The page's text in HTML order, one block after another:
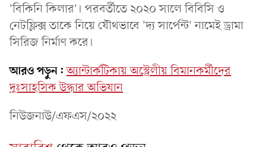
'বিকিনি কিলার'। পরবর্তীতে ২০২০ সালে বিবিসি ও
নেটফ্লিক্স তাকে নিয়ে যৌথভাবে 'দ্য সার্পেন্ট' নামেই ড্রামা
সিরিজ নির্মাণ করে।
আরও পড়ুন: অ্যান্টার্কটিকায় অস্ট্রেলীয় বিমানকর্মীদের
দুঃসাহসিক উদ্ধার অভিযান
নিউজনাউ/এফএস/২০২২